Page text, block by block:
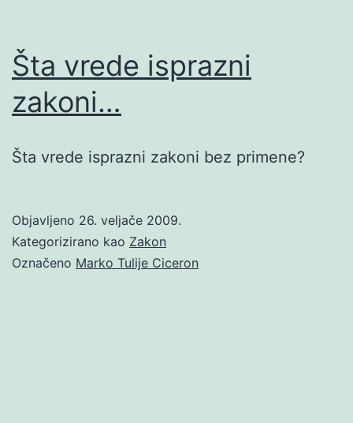
Šta vrede isprazni
zakoni…
Šta vrede isprazni zakoni bez primene?
Objavljeno 26. veljače 2009.
Kategorizirano kao Zakon
Označeno Marko Tulije Ciceron